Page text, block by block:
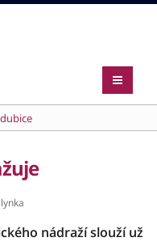
nádraží slouží už